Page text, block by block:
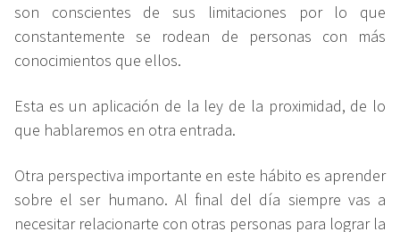
son conscientes de sus limitaciones por lo que
constantemente se rodean de personas con más
conocimientos que ellos.
Esta es un aplicación de la ley de la proximidad, de lo
que hablaremos en otra entrada.
Otra perspectiva importante en este hábito es aprender
sobre el ser humano. Al final del día siempre vas a
necesitar relacionarte con otras personas para lograr la